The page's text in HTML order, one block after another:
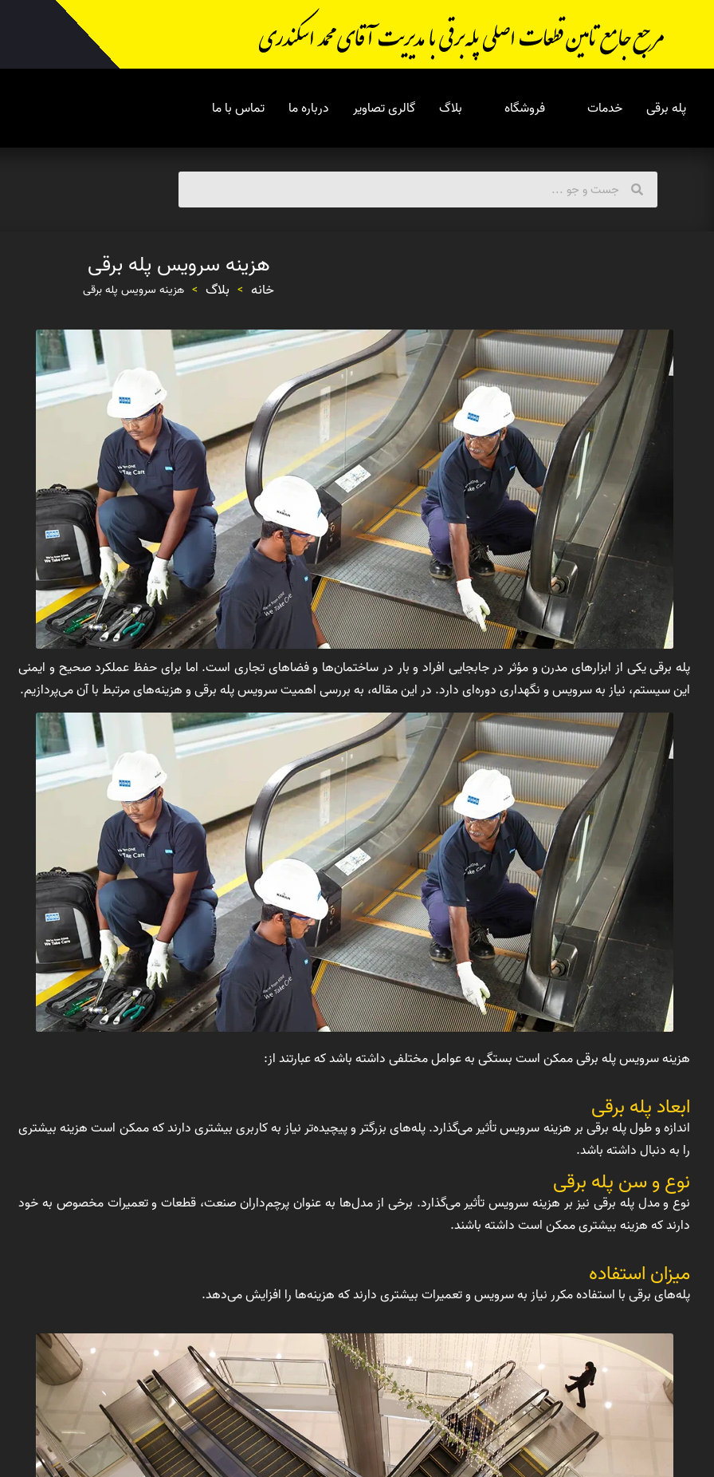
پله برقی خدمات فروشگاه بلاگ گالری تصاویر درباره ما تماس با ما
هزینه سرویس پله برقی
خانه > بلاگ > هزینه سرویس پله برقی
پله برقی یکی از ابزارهای مدرن و مؤثر در جابجایی افراد و بار در ساختمان‌ها و فضاهای تجاری است. اما برای حفظ عملکرد صحیح و ایمنی
این سیستم، نیاز به سرویس و نگهداری دوره‌ای دارد. در این مقاله، به بررسی اهمیت سرویس پله برقی و هزینه‌های مرتبط با آن می‌پردازیم.
هزینه سرویس پله برقی ممکن است بستگی به عوامل مختلفی داشته باشد که عبارتند از:
ابعاد پله برقی
اندازه و طول پله برقی بر هزینه سرویس تأثیر می‌گذارد. پله‌های بزرگتر و پیچیده‌تر نیاز به کاربری بیشتری دارند که ممکن است هزینه بیشتری
را به دنبال داشته باشد.
نوع و سن پله برقی
نوع و مدل پله برقی نیز بر هزینه سرویس تأثیر می‌گذارد. برخی از مدل‌ها به عنوان پرچم‌داران صنعت، قطعات و تعمیرات مخصوص به خود
دارند که هزینه بیشتری ممکن است داشته باشند.
میزان استفاده
پله‌های برقی با استفاده مکرر نیاز به سرویس و تعمیرات بیشتری دارند که هزینه‌ها را افزایش می‌دهد.